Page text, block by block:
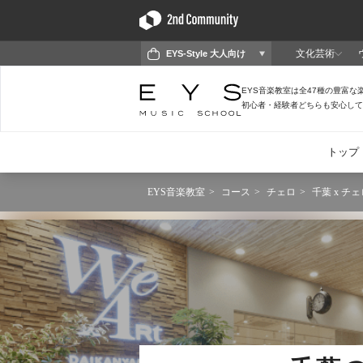
EYS音楽教室 コース チェロ 千葉 x チェ